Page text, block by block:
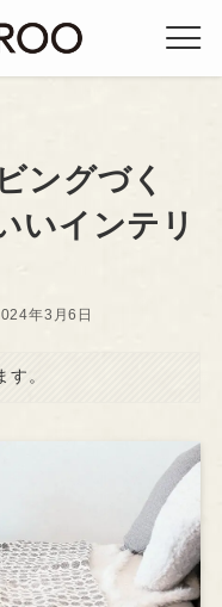
ングづく
いインテリ
年3月6日
。